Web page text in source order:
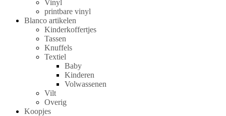
Vinyl
printbare vinyl
Blanco artikelen
Kinderkoffertjes
Tassen
Knuffels
Textiel
Baby
Kinderen
Volwassenen
Vilt
Overig
Koopjes